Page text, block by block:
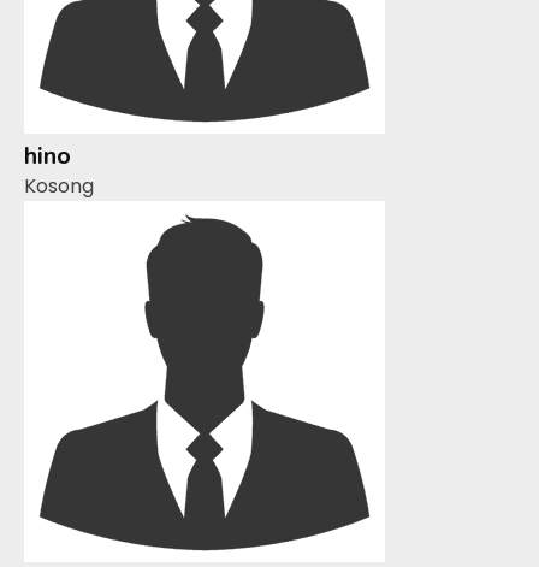
hino
Kosong